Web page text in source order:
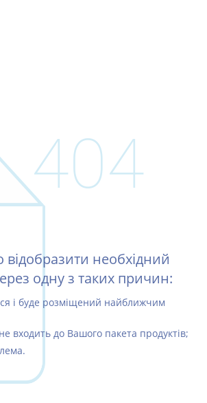
404
необхідний
одну з таких причин:
і буде розміщений найближчим
входить до Вашого пакета продуктів;